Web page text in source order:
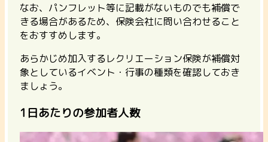
なお、パンフレット等に記載がないものでも補償で
きる場合があるため、保険会社に問い合わせること
をおすすめします。
あらかじめ加入するレクリエーション保険が補償対
象としているイベント・行事の種類を確認しておき
ましょう。
1日あたりの参加者人数